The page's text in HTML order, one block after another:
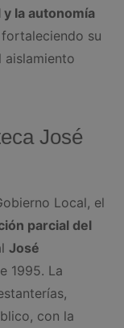
la autonomía
su
José
Local, el
parcial del
José
1995. La
con la